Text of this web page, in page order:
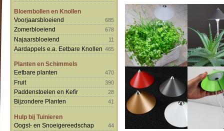
Bloembollen en Knollen
Voorjaarsbloeiend
685
Zomerbloeiend 678
Najaarsbloeiend 11
Aardappels e.a. Eetbare Knollen 465
Planten en Schimmels
Eetbare planten
470
Fruit 390
Paddenstoelen en Kefir 28
Bijzondere Planten 41
Hulp bij Tuinieren
Oogst- en Snoeigereedschap
44